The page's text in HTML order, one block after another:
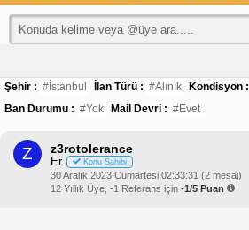
Şehir : #İstanbul İlan Türü : #Alınık Kondisyon :
Ban Durumu : #Yok Mail Devri : #Evet
Z z3rotolerance
Er Konu Sahibi
30 Aralık 2023 Cumartesi 02:33:31 (2 mesaj)
12 Yıllık Üye, -1 Referans için -1/5 Puan